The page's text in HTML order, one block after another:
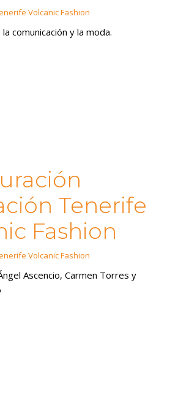
Volcanic Fashion
comunicación y la moda.
Tenerife
Fashion
Volcanic Fashion
Ascencio, Carmen Torres y